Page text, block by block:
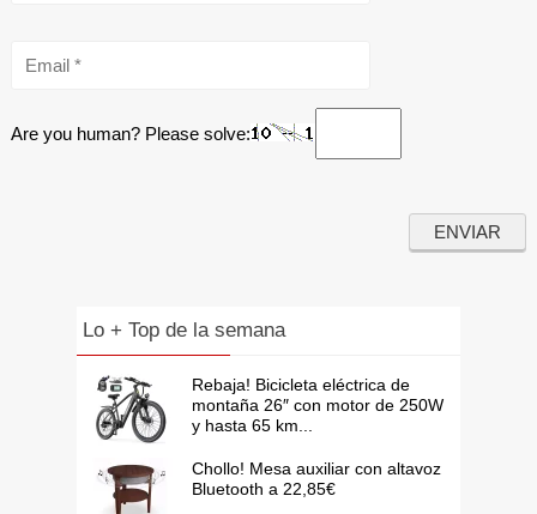
Are you human? Please solve:
Lo + Top de la semana
Rebaja! Bicicleta eléctrica de
montaña 26″ con motor de 250W
y hasta 65 km...
Chollo! Mesa auxiliar con altavoz
Bluetooth a 22,85€